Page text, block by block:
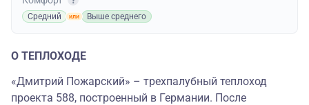
Средний Выше среднего
О ТЕПЛОХОДЕ
«Дмитрий Пожарский» – трехпалубный теплоход
проекта 588, построенный в Германии. После